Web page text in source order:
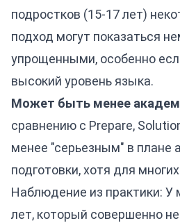
подростков (15-17 лет)
подход могут показаться
упрощенными, особенно
высокий уровень языка.
Может быть менее
сравнению с Prepare,
менее "серьезным" в плане
подготовки, хотя для
Наблюдение из практики: У
лет, который совершенно